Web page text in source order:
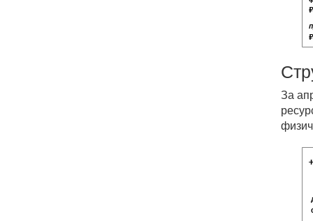
За